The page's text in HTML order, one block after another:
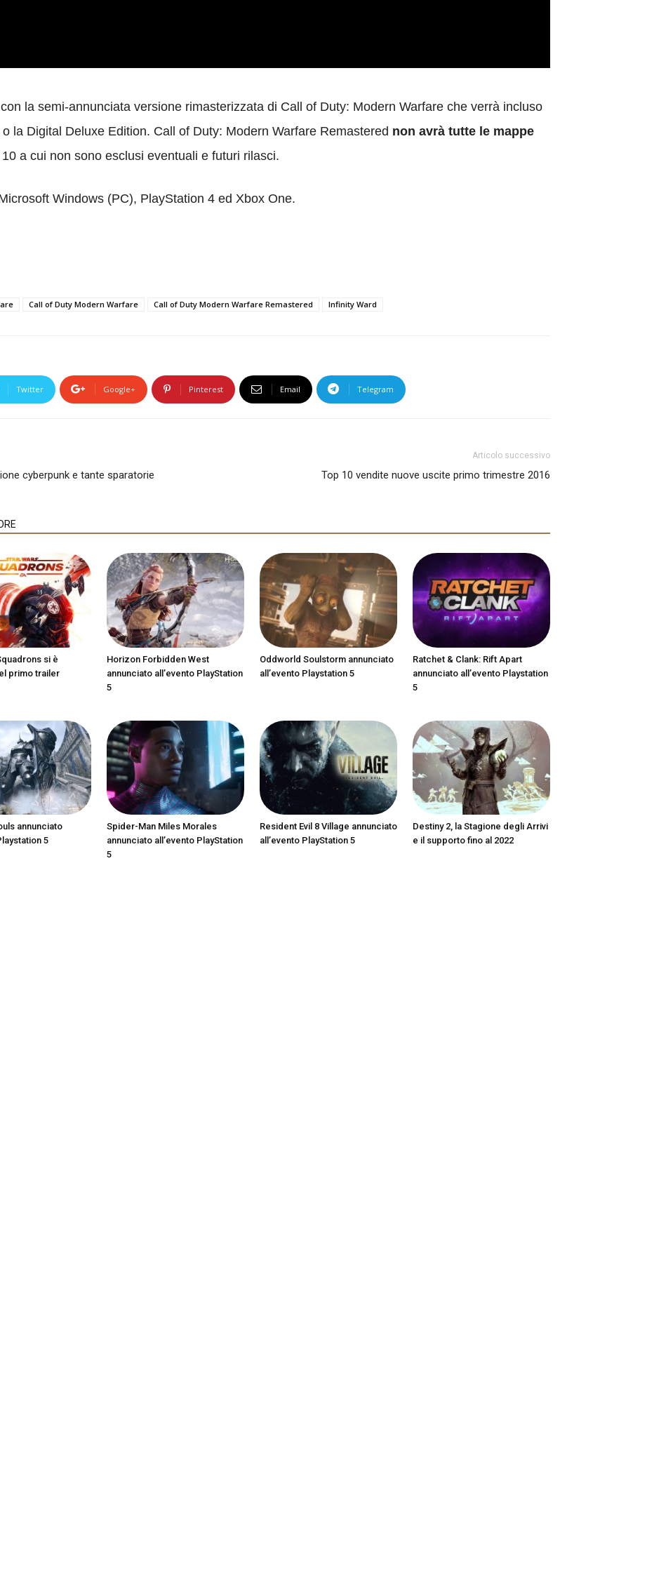
la semi-annunciata versione rimasterizzata di Call of Duty: Modern Warfare che verrà incluso
la Digital Deluxe Edition. Call of Duty: Modern Warfare Remastered non avrà tutte le mappe
a cui non sono esclusi eventuali e futuri rilasci.
Windows (PC), PlayStation 4 ed Xbox One.
Call of Duty Modern Warfare Call of Duty Modern Warfare Remastered Infinity Ward
Twitter Google+ Pinterest Email Telegram
cyberpunk e tante sparatorie
Articolo successivo
Top 10 vendite nuove uscite primo trimestre 2016
si è
primo trailer
Horizon Forbidden West
annunciato all’evento PlayStation
5
Oddworld Soulstorm annunciato
all’evento Playstation 5
Ratchet & Clank: Rift Apart
annunciato all’evento Playstation
5
annunciato
5
Spider-Man Miles Morales
annunciato all’evento PlayStation
5
Resident Evil 8 Village annunciato
all’evento PlayStation 5
Destiny 2, la Stagione degli Arrivi
e il supporto fino al 2022